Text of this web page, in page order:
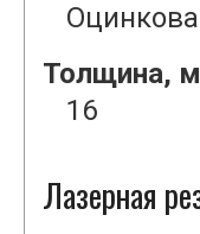
Толщина,
16
Лазерная